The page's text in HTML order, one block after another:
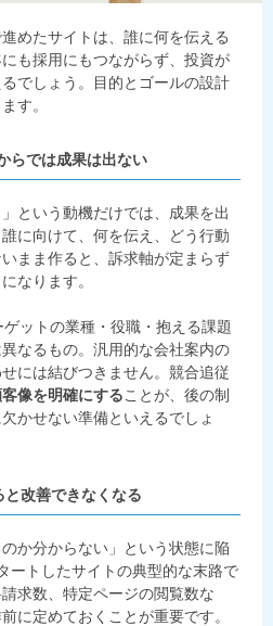
めたサイトは、誰に何を伝える
も採用にもつながらず、投資が
でしょう。目的とゴールの設計
す。
らでは成果は出ない
という動機だけでは、成果を出
に向けて、何を伝え、どう行動
まま作ると、訴求軸が定まらず
なります。
ットの業種・役職・抱える課題
なるもの。汎用的な会社案内の
には結びつきません。競合追従
像を明確にすることが、後の制
かせない準備といえるでしょ
改善できなくなる
か分からない」という状態に陥
ートしたサイトの典型的な末路で
求数、特定ページの閲覧数な
に定めておくことが重要です。